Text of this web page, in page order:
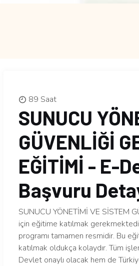
89 Saat
SUNUCU
GÜVENLİĞİ
EĞİTİMİ - E-
Başvuru
SUNUCU YÖNETİMİ VE SİSTEM
için eğitime katılmak
programı tamamen resmidir. Bu
katılmak oldukça kolaydır. Tüm
Devlet onaylı olacak hem de